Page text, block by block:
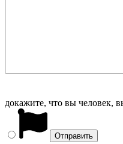
докажите, что вы человек,